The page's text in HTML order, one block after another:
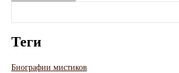
Теги
Биографии мистиков